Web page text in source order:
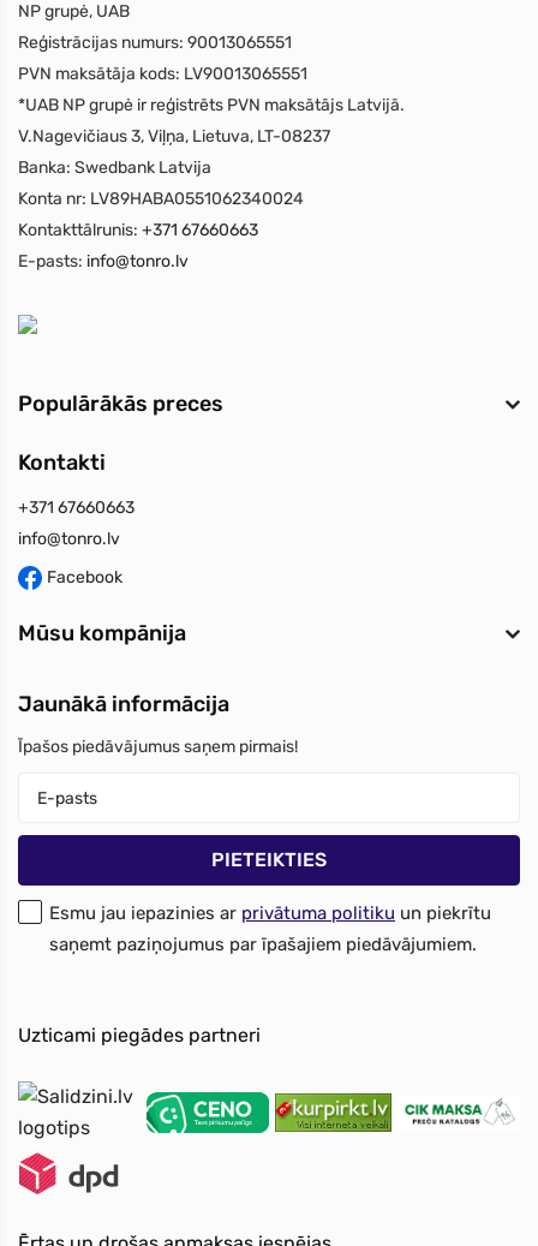
NP grupė, UAB
Reģistrācijas numurs: 90013065551
PVN maksātāja kods: LV90013065551
*UAB NP grupė ir reģistrēts PVN maksātājs Latvijā.
V.Nagevičiaus 3, Viļņa, Lietuva, LT-08237
Banka: Swedbank Latvija
Konta nr: LV89HABA0551062340024
Kontakttālrunis: +371 67660663
E-pasts: info@tonro.lv
Populārākās preces
Kontakti
+371 67660663
info@tonro.lv
Facebook
Mūsu kompānija
Jaunākā informācija
Īpašos piedāvājumus saņem pirmais!
Esmu jau iepazinies ar privātuma politiku un piekrītu
saņemt paziņojumus par īpašajiem piedāvājumiem.
Uzticami piegādes partneri